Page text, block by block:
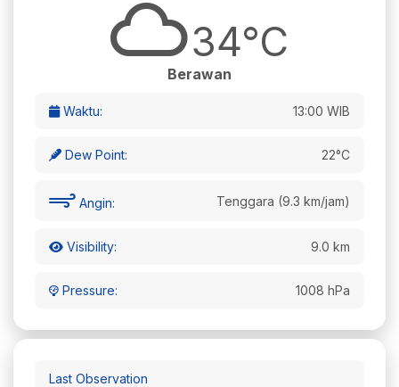
34°C
Berawan
Waktu: 13:00 WIB
Dew Point: 22°C
Angin: Tenggara (9.3 km/jam)
Visibility: 9.0 km
Pressure: 1008 hPa
Last Observation